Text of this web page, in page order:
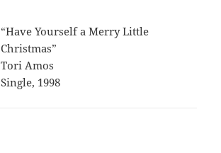
“Have Yourself a Merry Little
Christmas”
Tori Amos
Single, 1998